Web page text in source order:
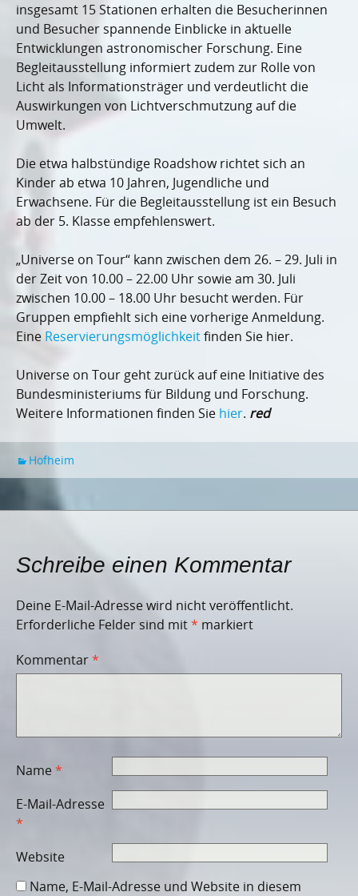
insgesamt 15 Stationen erhalten die Besucherinnen
und Besucher spannende Einblicke in aktuelle
Entwicklungen astronomischer Forschung. Eine
Begleitausstellung informiert zudem zur Rolle von
Licht als Informationsträger und verdeutlicht die
Auswirkungen von Lichtverschmutzung auf die
Umwelt.
Die etwa halbstündige Roadshow richtet sich an
Kinder ab etwa 10 Jahren, Jugendliche und
Erwachsene. Für die Begleitausstellung ist ein Besuch
ab der 5. Klasse empfehlenswert.
„Universe on Tour“ kann zwischen dem 26. – 29. Juli in
der Zeit von 10.00 – 22.00 Uhr sowie am 30. Juli
zwischen 10.00 – 18.00 Uhr besucht werden. Für
Gruppen empfiehlt sich eine vorherige Anmeldung.
Eine Reservierungsmöglichkeitfinden Sie hier.
Universe on Tour geht zurück auf eine Initiative des
Bundesministeriums für Bildung und Forschung.
Weitere Informationen finden Sie hier. red
Hofheim
Schreibe einen Kommentar
Deine E-Mail-Adresse wird nicht veröffentlicht.
Erforderliche Felder sind mit* markiert
Kommentar*
Name*
E-Mail-Adresse
*
Website
Name, E-Mail-Adresse und Website in diesem